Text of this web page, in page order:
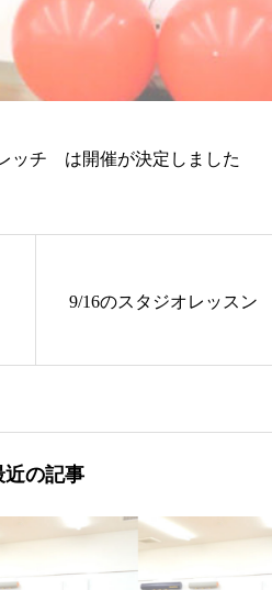
ッチ は開催が決定しました
9/16のスタジオレッスン
近の記事